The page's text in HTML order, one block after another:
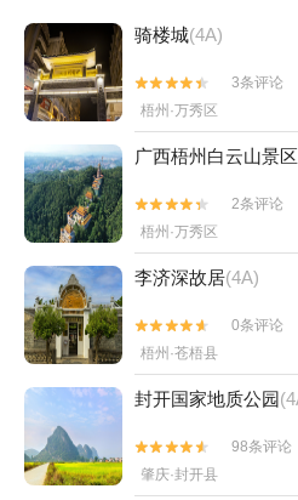
骑楼城(4A)


3条评论
梧州·万秀区
广西梧州白云山景区


2条评论
梧州·万秀区
李济深故居(4A)


0条评论
梧州·苍梧县
封开国家地质公园


98条评论
肇庆·封开县